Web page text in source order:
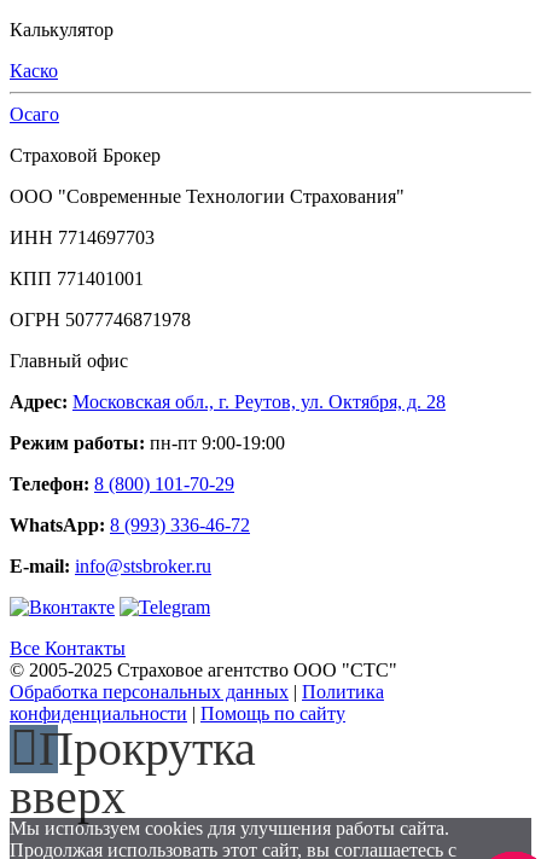
Калькулятор
Каско
Осаго
Страховой Брокер
ООО "Современные Технологии Страхования"
ИНН 7714697703
КПП 771401001
ОГРН 5077746871978
Главный офис
Адрес: Московская обл., г. Реутов, ул. Октября, д. 28
Режим работы: пн-пт 9:00-19:00
Телефон: 8 (800) 101-70-29
WhatsApp: 8 (993) 336-46-72
E-mail: info@stsbroker.ru
Все Контакты
© 2005-2025 Страховое агентство ООО "СТС"
Обработка персональных данных
Политика
конфиденциальности
Помощь по сайту
Прокрутка
вверх
Мы используем cookies для улучшения работы сайта.
Продолжая использовать этот сайт, вы соглашаетесь с